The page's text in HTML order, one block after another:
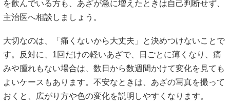
内出血 どれくらいで治る？治るまでの期
間・色の変化・早く目立たなくする対処法
事故後 めまい 何科に行くべき？症状別の
受診先と整骨院に相談できる範囲を解説